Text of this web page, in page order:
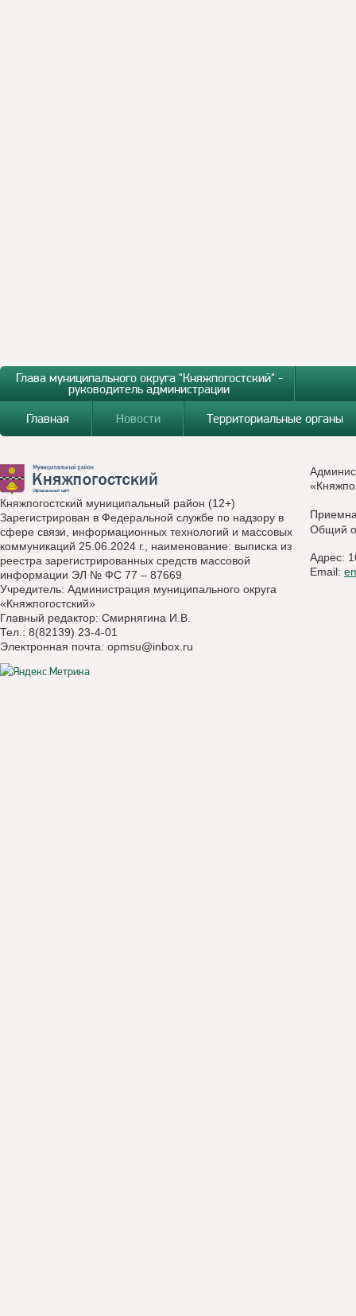
Глава муниципального округа "Княжпогостский" -
руководитель администрации
Главная
Новости Территориальные органы
Княжпогостский муниципальный район (12+)
Зарегистрирован в Федеральной службе по надзору в
сфере связи, информационных технологий и массовых
коммуникаций 25.06.2024 г., наименование: выписка из
реестра зарегистрированных средств массовой
информации ЭЛ № ФС 77 – 87669
Учредитель: Администрация муниципального округа
«Княжпогостский»
Главный редактор: Смирнягина И.В.
Тел.: 8(82139) 23-4-01
Электронная почта: opmsu@inbox.ru
Общий
Адрес:
Email: